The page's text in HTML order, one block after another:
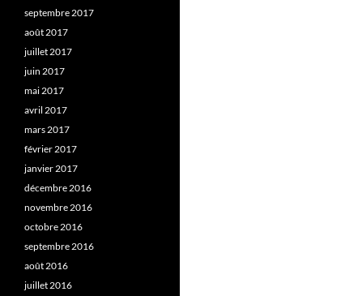
septembre 2017
août 2017
juillet 2017
juin 2017
mai 2017
avril 2017
mars 2017
février 2017
janvier 2017
décembre 2016
novembre 2016
octobre 2016
septembre 2016
août 2016
juillet 2016